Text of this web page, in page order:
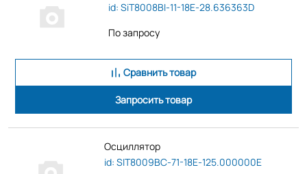
id: SiT8008BI-11-18E-28.636363D
По запросу
Сравнить товар
Запросить товар
Осциллятор
id: SIT8009BC-71-18E-125.000000E